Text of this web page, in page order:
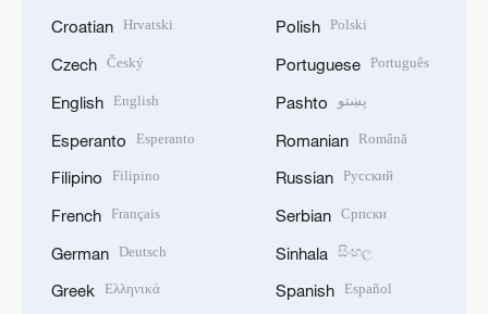
Croatian Hrvatski
Czech Český
English English
Esperanto Esperanto
Filipino Filipino
French Français
German Deutsch
Greek Ελληνικά
Polish Polski
Portuguese Português
Pashto پښتو
Romanian Română
Russian Русский
Serbian Српски
Sinhala සිංහල
Spanish Español